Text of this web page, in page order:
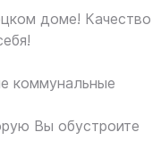
доме! Качество
коммунальные
Вы обустроите